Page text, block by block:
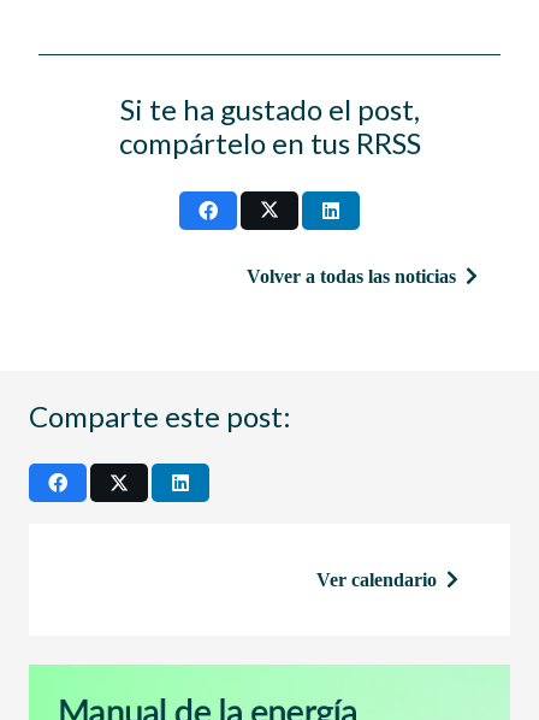
Si te ha gustado el post,
compártelo en tus RRSS
Volver a todas las noticias
Comparte este post:
Ver calendario